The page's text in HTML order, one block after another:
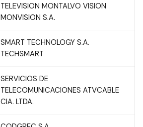
TELEVISION MONTALVO VISION
MONVISION S.A.
SMART TECHNOLOGY S.A.
TECHSMART
SERVICIOS DE
TELECOMUNICACIONES ATVCABLE
CIA. LTDA.